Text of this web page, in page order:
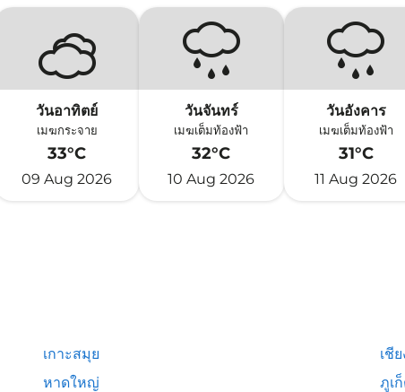
วันอาทิตย์
เมฆกระจาย
33°C
09 Aug 2026
วันจันทร์
เมฆเต็มท้องฟ้า
32°C
10 Aug 2026
วันอังคาร
เมฆเต็มท้องฟ้า
31°C
11 Aug 2026
เกาะสมุย
เชี
หาดใหญ่
ภูเ